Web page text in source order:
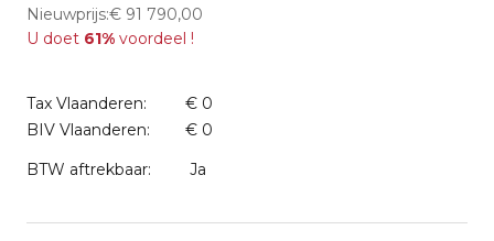
Nieuwprijs:€ 91 790,00
U doet 61% voordeel !
Tax Vlaanderen:
€ 0
BIV Vlaanderen:
€ 0
BTW aftrekbaar:
Ja